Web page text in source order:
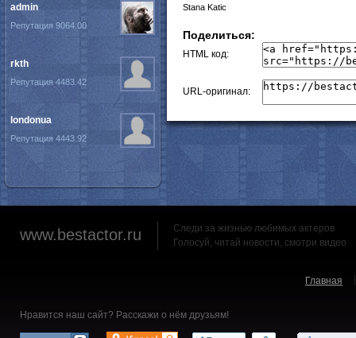
Stana Katic
Поделиться:
HTML код:
URL-оригинал:
admin
Репутация 9064.00
rkth
Репутация 4483.42
londonua
Репутация 4443.92
www.bestactor.ru
Следи за жизнью любимых актеров
Голосуй, читай новости, смотри видео
Главная
Нравится наш сайт? Расскажи о нём друзьям!